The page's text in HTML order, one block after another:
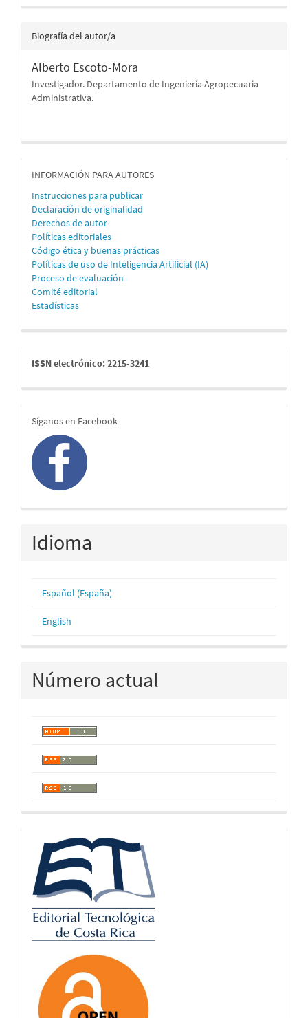
Biografía del autor/a
Alberto Escoto-Mora
Investigador. Departamento de Ingeniería Agropecuaria
Administrativa.
informacion
INFORMACIÓN PARA AUTORES
Instrucciones para publicar
Declaración de originalidad
Derechos de autor
Políticas editoriales
Código ética y buenas prácticas
Políticas de uso de Inteligencia Artificial (IA)
Proceso de evaluación
Comité editorial
Estadísticas
issn
ISSN electrónico: 2215-3241
redes
Síganos en Facebook
Idioma
Español (España)
English
Número actual
logos